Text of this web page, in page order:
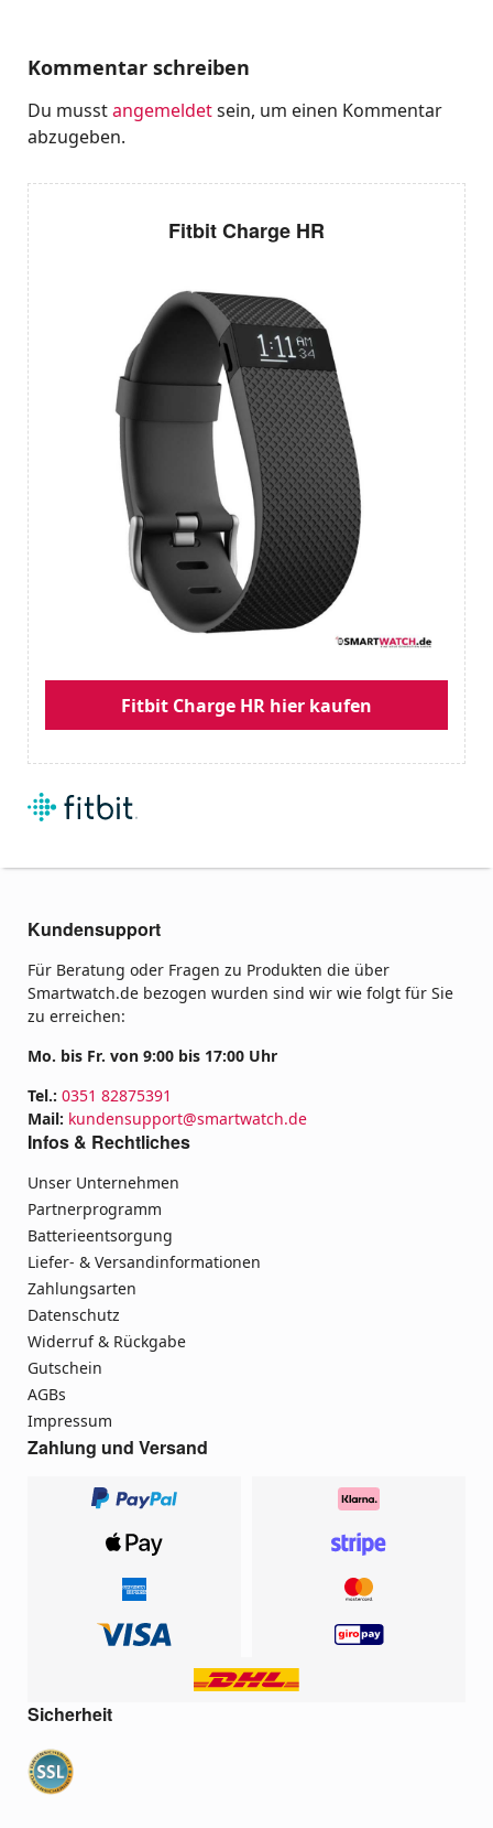
Kommentar schreiben
Du musstangemeldetsein, um einen Kommentar
abzugeben.
Fitbit Charge HR
Fitbit Charge HR hier kaufen
Kundensupport
Für Beratung oder Fragen zu Produkten die über
Smartwatch.de bezogen wurden sind wir wie folgt für Sie
zu erreichen:
Mo. bis Fr. von 9:00 bis 17:00 Uhr
Tel.: 0351 82875391
Mail: kundensupport@smartwatch.de
Infos & Rechtliches
Unser Unternehmen
Partnerprogramm
Batterieentsorgung
Liefer- & Versandinformationen
Zahlungsarten
Datenschutz
Widerruf & Rückgabe
Gutschein
AGBs
Impressum
Zahlung und Versand
Sicherheit